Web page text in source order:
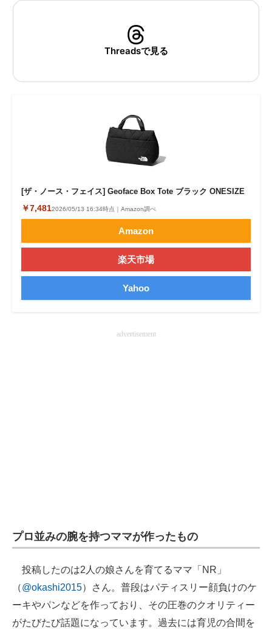
経営リーダーのコミュニティ
マーケ×ITの今がよく分かる
企業向けIT製品の総合サイト
製造業のIT導入・活用を支援
モノづくり技術者専門サイト
エレクトロニクス専門サイト
Threadsで見る
[ザ・ノース・フェイス] Geoface Box Tote ブラック ONESIZE
￥7,4812026/05/13 16:34時点｜Amazon調べ
Amazon
楽天市場
Yahoo
advertisement
プロ並みの腕を持つママが作ったもの
投稿したのは2人の娘さんを育てるママ「NR」
（@okashi2015）さん。普段はパティスリー顔負けのケ
ーキやパンなどを作っており、その圧巻のクオリティー
がたびたび話題になっています。過去には育児の合間を